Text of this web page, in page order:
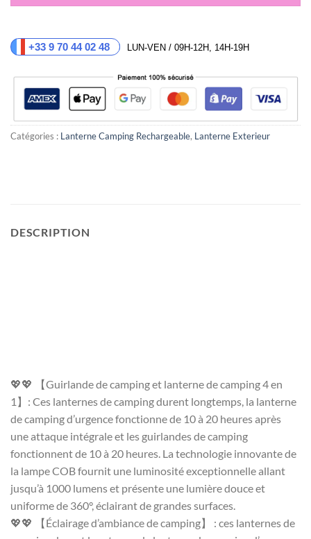
+33 9 70 44 02 48 LUN-VEN / 09H-12H, 14H-19H
Catégories : Lanterne Camping Rechargeable, Lanterne Exterieur
DESCRIPTION
💖💖 【Guirlande de camping et lanterne de camping 4 en
1】: Ces lanternes de camping durent longtemps, la lanterne
de camping d’urgence fonctionne de 10 à 20 heures après
une attaque intégrale et les guirlandes de camping
fonctionnent de 10 à 20 heures. La technologie innovante de
la lampe COB fournit une luminosité exceptionnelle allant
jusqu’à 1000 lumens et présente une lumière douce et
uniforme de 360°, éclairant de grandes surfaces.
💖💖 【Éclairage d’ambiance de camping】 : ces lanternes de